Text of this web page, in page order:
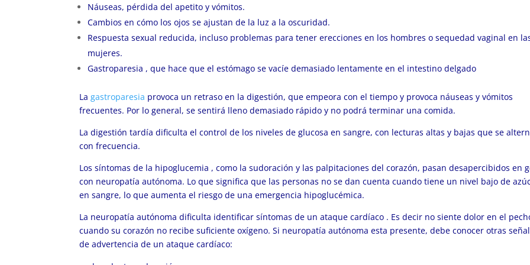
Náuseas, pérdida del apetito y vómitos.
Cambios en cómo los ojos se ajustan de la luz a la oscuridad.
Respuesta sexual reducida, incluso problemas para tener erecciones en los hombres o sequedad vaginal en
mujeres.
Gastroparesia , que hace que el estómago se vacíe demasiado lentamente en el intestino delgado
Lagastroparesia provoca un retraso en la digestión, que empeora con el tiempo y provoca náuseas y vómitos
frecuentes. Por lo general, se sentirá lleno demasiado rápido y no podrá terminar una comida.
La digestión tardía dificulta el control de los niveles de glucosa en sangre, con lecturas altas y bajas que se
con frecuencia.
Los síntomas de la hipoglucemia , como la sudoración y las palpitaciones del corazón, pasan desapercibidos en
con neuropatía autónoma. Lo que significa que las personas no se dan cuenta cuando tiene un nivel bajo de
en sangre, lo que aumenta el riesgo de una emergencia hipoglucémica.
La neuropatía autónoma dificulta identificar síntomas de unataque cardíaco . Es decir no siente dolor en el
cuando su corazón no recibe suficiente oxígeno. Si neuropatía autónoma esta presente, debe conocer otras
de advertencia de un ataque cardíaco: